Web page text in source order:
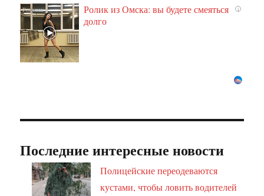
i
Ролик из Омска: вы будете смеяться
долго
Последние интересные новости
Полицейские переодеваются
кустами, чтобы ловить водителей